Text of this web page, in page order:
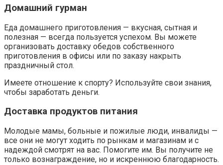
Домашний гурман
Еда домашнего приготовления — вкусная, сытная и
полезная — всегда пользуется успехом. Вы можете
организовать доставку обедов собственного
приготовления в офисы или по заказу накрыть
праздничный стол.
Имеете отношение к спорту? Используйте свои знания,
чтобы заработать деньги.
Доставка продуктов питания
Молодые мамы, больные и пожилые люди, инвалиды —
все они не могут ходить по рынкам и магазинам и с
надеждой смотрят на вас. Помогите им. Вы получите не
только вознаграждение, но и искреннюю благодарность.